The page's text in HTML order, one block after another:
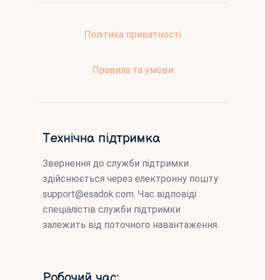
Політика приватності
Правила та умови
Технічна підтримка
Звернення до служби підтримки
здійснюється через електронну пошту
support@esadok.com. Час відповіді
спеціалістів служби підтримки
залежить від поточного навантаження.